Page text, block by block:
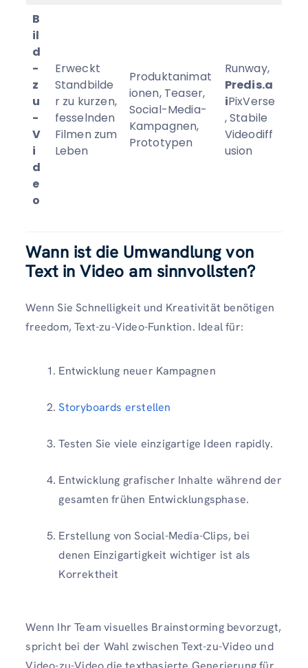
B
il
d
-
z
u
-
V
i
d
e
o
Erweckt
Standbilde
r zu kurzen,
fesselnden
Filmen zum
Leben
Produktanimat
ionen, Teaser,
Social-Media-
Kampagnen,
Prototypen
Runway,
Predis.a
iPixVerse
, Stabile
Videodiff
usion
Wann ist die Umwandlung von
Text in Video am sinnvollsten?
Wenn Sie Schnelligkeit und Kreativität benötigen
freedom, Text-zu-Video-Funktion. Ideal für:
Entwicklung neuer Kampagnen
Storyboards erstellen
Testen Sie viele einzigartige Ideen rapidly.
Entwicklung grafischer Inhalte während der
gesamten frühen Entwicklungsphase.
Erstellung von Social-Media-Clips, bei
denen Einzigartigkeit wichtiger ist als
Korrektheit
Wenn Ihr Team visuelles Brainstorming bevorzugt,
spricht bei der Wahl zwischen Text-zu-Video und